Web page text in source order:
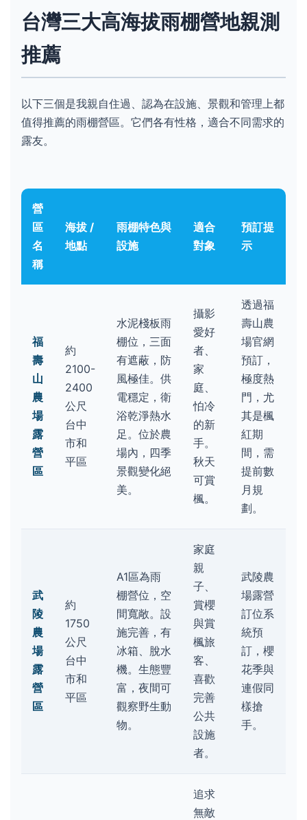
台灣三大高海拔雨棚營地親測
推薦
以下三個是我親自住過、認為在設施、景觀和管理上都
值得推薦的雨棚營區。它們各有性格，適合不同需求的
露友。
營
區
名
稱
海拔 /
地點
雨棚特色與
設施
適合
對象
預訂提
示
福
壽
山
農
場
露
營
區
約
2100-
2400
公尺
台中
市和
平區
水泥棧板雨
棚位，三面
有遮蔽，防
風極佳。供
電穩定，衛
浴乾淨熱水
足。位於農
場內，四季
景觀變化絕
美。
攝影
愛好
者、
家
庭、
怕冷
的新
手。
秋天
可賞
楓。
透過福
壽山農
場官網
預訂，
極度熱
門，尤
其是楓
紅期
間，需
提前數
月規
劃。
武
陵
農
場
露
營
區
約
1750
公尺
台中
市和
平區
A1區為雨
棚營位，空
間寬敞。設
施完善，有
冰箱、脫水
機。生態豐
富，夜間可
觀察野生動
物。
家庭
親
子、
賞櫻
與賞
楓旅
客、
喜歡
完善
公共
設施
者。
武陵農
場露營
訂位系
統預
訂，櫻
花季與
連假同
樣搶
手。
追求
無敵